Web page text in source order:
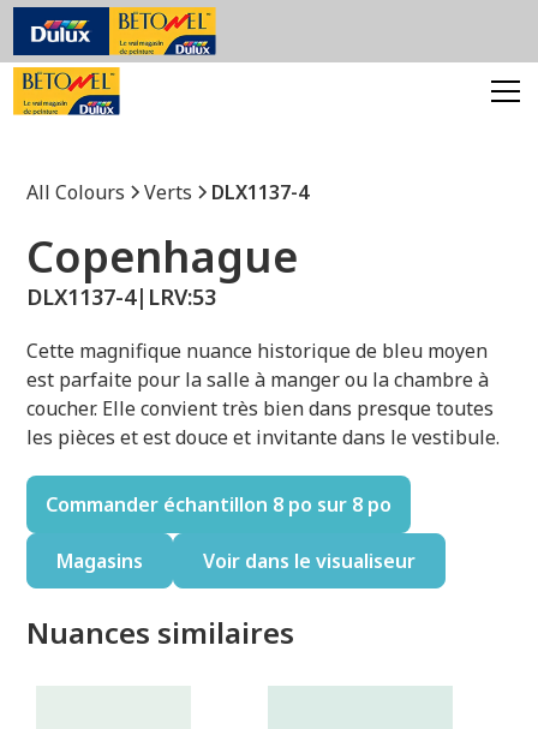
All Colours Verts DLX1137-4
Copenhague
DLX1137-4| LRV:53
Cette magnifique nuance historique de bleu moyen
est parfaite pour la salle à manger ou la chambre à
coucher. Elle convient très bien dans presque toutes
les pièces et est douce et invitante dans le vestibule.
Commander échantillon 8 po sur 8 po
Magasins Voir dans le visualiseur
Nuances similaires